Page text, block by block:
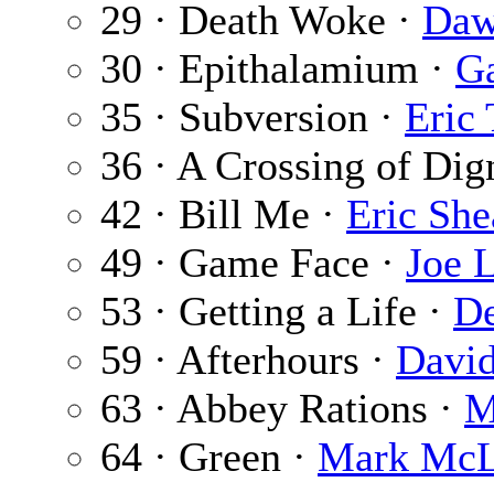
29 · Death Woke ·
30 · Epithalamium ·
35 · Subversion · Eric
36 · A Crossing of
42 · Bill Me · Eric
49 · Game Face · Joe
53 · Getting a Life ·
59 · Afterhours ·
63 · Abbey Rations ·
64 · Green · Mark